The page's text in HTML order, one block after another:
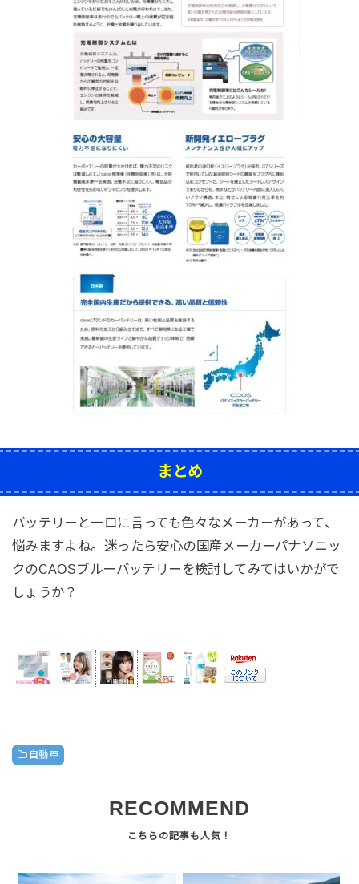
まとめ
バッテリーと一口に言っても色々なメーカーがあって、
悩みますよね。迷ったら安心の国産メーカーパナソニッ
クのCAOSブルーバッテリーを検討してみてはいかがで
しょうか？
自動車
RECOMMEND